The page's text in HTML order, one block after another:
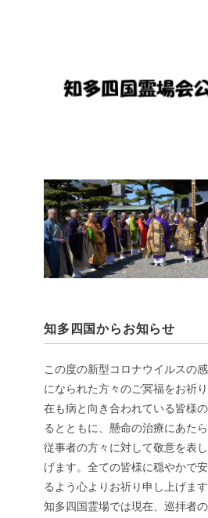
知多四国からお知らせ
この度の新型コロナウイルスの
になられた方々のご冥福をお祈
在も病と向き合われている皆様
るとともに、懸命の治療にあた
従事者の方々に対して敬意を表
げます。全ての皆様に穏やかで
るよう心よりお祈り申し上げます
知多四国霊場では現在、巡拝者